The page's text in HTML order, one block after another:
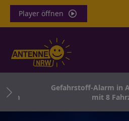
Player öffnen
Gefahrstoff-Alarm in
mit 8